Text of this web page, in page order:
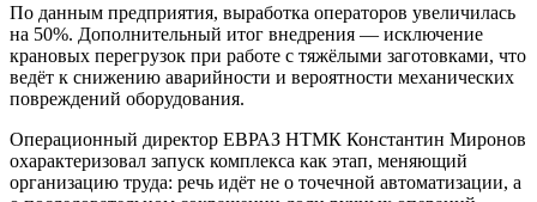
По данным предприятия, выработка операторов увеличилась
на 50%. Дополнительный итог внедрения — исключение
крановых перегрузок при работе с тяжёлыми заготовками, что
ведёт к снижению аварийности и вероятности механических
повреждений оборудования.
Операционный директор ЕВРАЗ НТМК Константин Миронов
охарактеризовал запуск комплекса как этап, меняющий
организацию труда: речь идёт не о точечной автоматизации, а